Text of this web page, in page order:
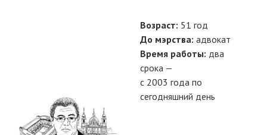
Возраст: 51 год
До мэрства: адвокат
Время работы: два
срока —
с 2003 года по
сегодняшний день